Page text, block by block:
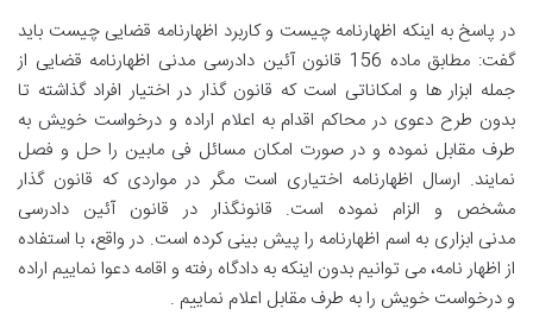
در پاسخ به اینکه اظهارنامه چیست و کاربرد اظهارنامه قضایی چیست باید
گفت: مطابق ماده 156 قانون آئین دادرسی مدنی اظهارنامه قضایی از
جمله ابزار ها و امکاناتی است که قانون گذار در اختیار افراد گذاشته تا
بدون طرح دعوی در محاکم اقدام به اعلام اراده و درخواست خویش به
طرف مقابل نموده و در صورت امکان مسائل فی مابین را حل و فصل
نمایند. ارسال اظهارنامه اختیاری است مگر در مواردی که قانون گذار
مشخص و الزام نموده است. قانونگذار در قانون آئین دادرسی
مدنی ابزاری به اسم اظهارنامه را پیش بینی کرده است. در واقع، با استفاده
از اظهار نامه، می توانیم بدون اینکه به دادگاه رفته و اقامه دعوا نماییم اراده
و درخواست خویش را به طرف مقابل اعلام نماییم .